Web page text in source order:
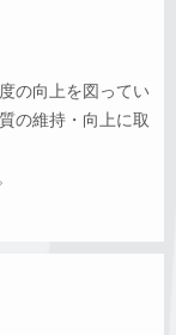
の向上を図ってい
の維持・向上に取